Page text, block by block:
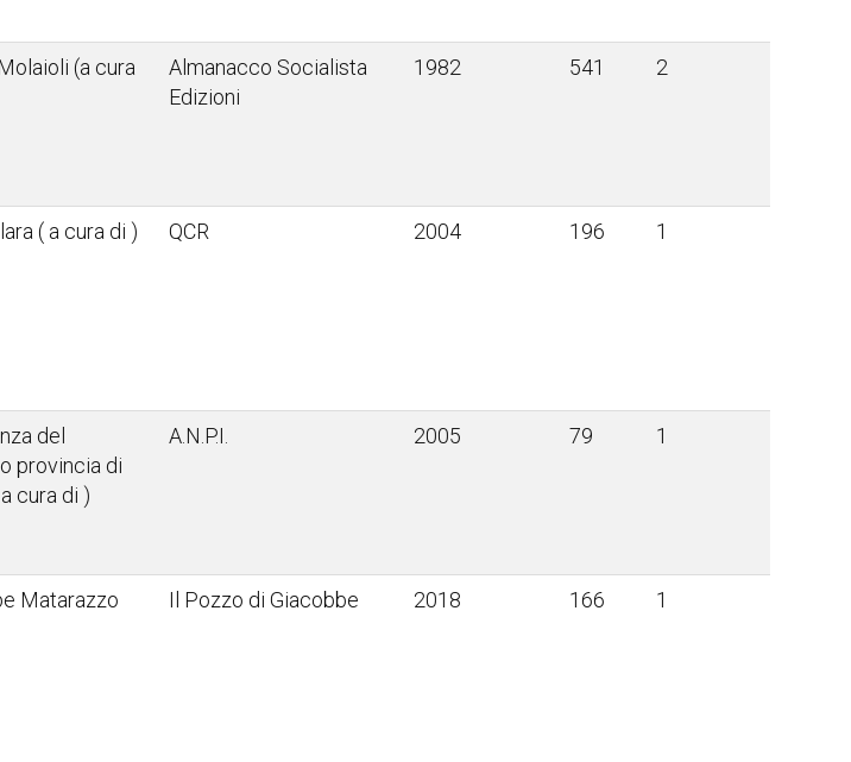
(a cura
Almanacco Socialista
Edizioni
1982 541 2
( a cura di ) QCR 2004 196 1
del
provincia di
cura di )
A.N.P.I. 2005 79 1
Matarazzo Il Pozzo di Giacobbe 2018 166 1